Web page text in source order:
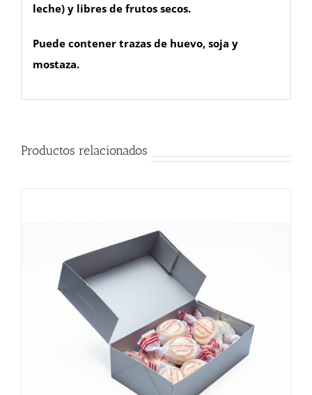
leche) y libres de frutos secos.
Puede contener trazas de huevo, soja y
mostaza.
Productos relacionados